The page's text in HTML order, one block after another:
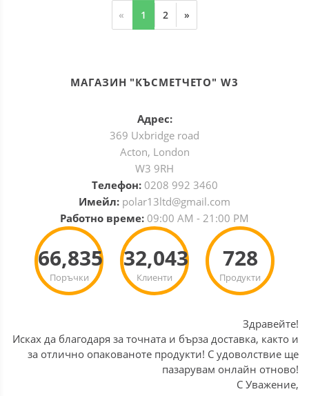
« 1 2 »
МАГАЗИН "КЪСМЕТЧЕТО" W3
Адрес:
369 Uxbridge road
Acton, London
W3 9RH
Телефон: 0208 992 3460
Имейл: polar13ltd@gmail.com
Работно време: 09:00 AM - 21:00 PM
Поръчки
66,835
Клиенти
32,043
Продукти
728
Здравейте!
Исках да благодаря за точната и бърза доставка, както и
за отлично опакованоте продукти! С удоволствие ще
пазарувам онлайн отново!
С Уважение,